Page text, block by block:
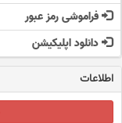
فراموشی رمز عبور
دانلود اپلیکیشن
اطلاعات